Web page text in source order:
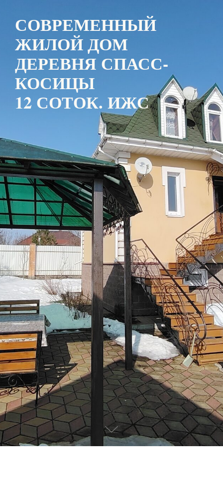
СОВРЕМЕННЫЙ
ЖИЛОЙ ДОМ
ДЕРЕВНЯ СПАСС-
КОСИЦЫ
12 СОТОК. ИЖС